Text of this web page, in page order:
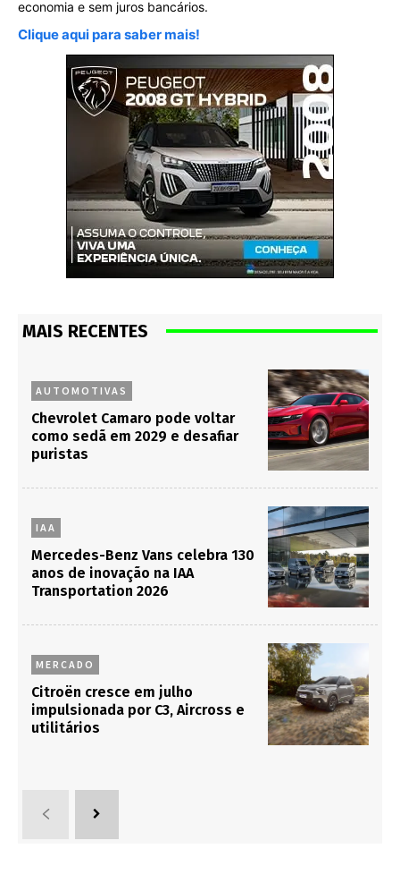
economia e sem juros bancários.
Clique aqui para saber mais!
MAIS RECENTES
AUTOMOTIVAS
Chevrolet Camaro pode voltar
como sedã em 2029 e desafiar
puristas
IAA
Mercedes-Benz Vans celebra 130
anos de inovação na IAA
Transportation 2026
MERCADO
Citroën cresce em julho
impulsionada por C3, Aircross e
utilitários